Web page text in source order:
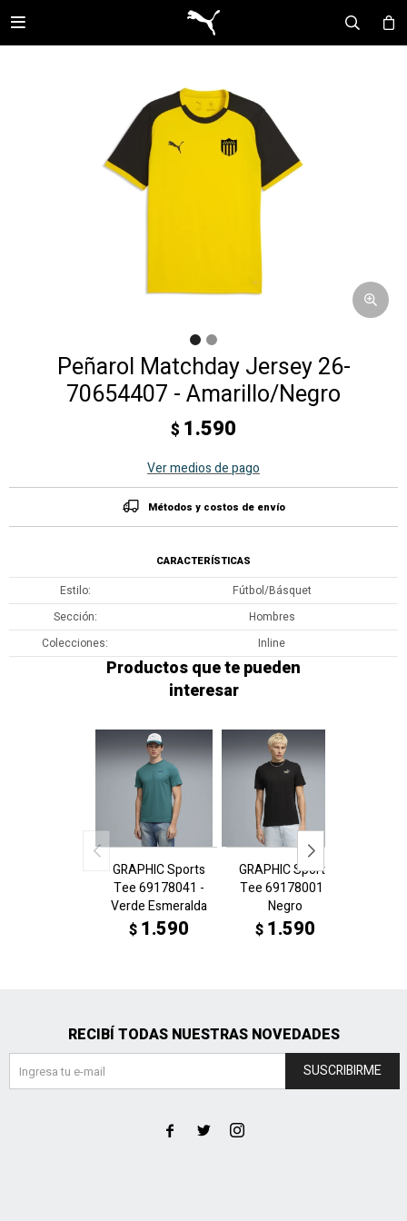

Peñarol Matchday Jersey 26-
70654407 - Amarillo/Negro
$ 1.590
Ver medios de pago
Métodos y costos de envío
CARACTERÍSTICAS
Estilo
Fútbol/Básquet
Sección
Hombres
Colecciones
Inline
Productos que te pueden
interesar
GRAPHIC Sports
Tee 69178041 -
Verde Esmeralda
$ 1.590
GRAPHIC Sports
Tee 69178001 -
Negro
$ 1.590
RECIBÍ TODAS NUESTRAS NOVEDADES
SUSCRIBIRME
  